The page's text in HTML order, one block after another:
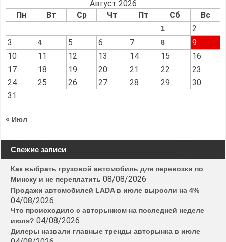
Август 2026
Пн
Вт Ср Чт Пт Сб Вс
1
2
3
4 5 6 7 8
9
10
11 12 13 14 15
16
17
18 19 20 21 22
23
24
25 26 27 28 29
30
31
« Июл
Свежие записи
Как выбрать грузовой автомобиль для перевозки по
Минску и не переплатить 08/08/2026
Продажи автомобилей LADA в июле выросли на 4%
04/08/2026
Что происходило с авторынком на последней неделе
июля? 04/08/2026
Дилеры назвали главные тренды авторынка в июле